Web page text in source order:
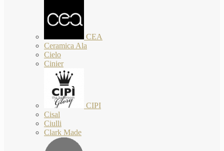
CEA
Ceramica Ala
Cielo
Cinier
CIPI
Cisal
Ciulli
Clark Made